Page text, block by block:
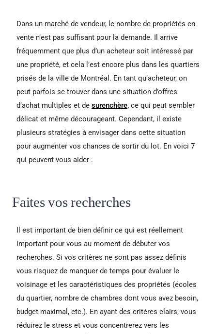
Dans un marché de vendeur, le nombre de propriétés en
vente n’est pas suffisant pour la demande. Il arrive
fréquemment que plus d’un acheteur soit intéressé par
une propriété, et cela l’est encore plus dans les quartiers
prisés de la ville de Montréal. En tant qu’acheteur, on
peut parfois se trouver dans une situation d’offres
d’achat multiples et de surenchère, ce qui peut sembler
délicat et même décourageant. Cependant, il existe
plusieurs stratégies à envisager dans cette situation
pour augmenter vos chances de sortir du lot. En voici 7
qui peuvent vous aider :
Faites vos recherches
Il est important de bien définir ce qui est réellement
important pour vous au moment de débuter vos
recherches. Si vos critères ne sont pas assez définis
vous risquez de manquer de temps pour évaluer le
voisinage et les caractéristiques des propriétés (écoles
du quartier, nombre de chambres dont vous avez besoin,
budget maximal, etc.). En ayant des critères clairs, vous
réduirez le stress et vous concentrerez vers les